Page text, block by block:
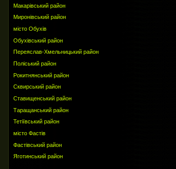
Макарівський район
Миронівський район
місто Обухів
Обухівський район
Переяслав-Хмельницький район
Поліський район
Рокитнянський район
Сквирський район
Ставищенський район
Таращанський район
Тетіївський район
місто Фастів
Фастівський район
Яготинський район